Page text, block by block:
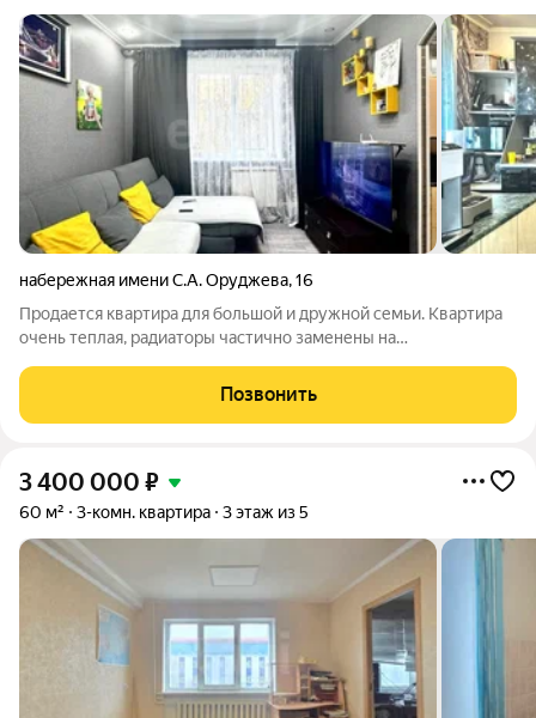
набережная имени С.А. Оруджева,16
Продается квартира для большой и дружной семьи. Квартира
очень теплая, радиаторы частично заменены на
панелями пвх. Вся мебель и крупная техника остаются новому
собственнику. Все документы готовы к
Позвонить
3 400 000 ₽
60 м² 3-комн. квартира 3 этаж из 5